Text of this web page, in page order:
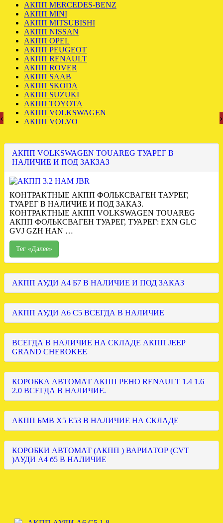
АКПП MERCEDES-BENZ
АКПП MINI
АКПП MITSUBISHI
АКПП NISSAN
АКПП OPEL
АКПП PEUGEOT
АКПП RENAULT
АКПП ROVER
АКПП SAAB
АКПП SKODA
АКПП SUZUKI
АКПП TOYOTA
АКПП VOLKSWAGEN
АКПП VOLVO
АКПП VOLKSWAGEN TOUAREG ТУАРЕГ В
НАЛИЧИЕ И ПОД ЗАКЗАЗ
КОНТРАКТНЫЕ АКПП ФОЛЬКСВАГЕН ТАУРЕГ,
ТУАРЕГ В НАЛИЧИЕ И ПОД ЗАКАЗ.
КОНТРАКТНЫЕ АКПП VOLKSWAGEN TOUAREG
АКПП ФОЛЬКСВАГЕН ТУАРЕГ, ТУАРЕГ: EXN GLC
GVJ GZH HAN …
Тег «Далее»
АКПП АУДИ А4 Б7 В НАЛИЧИЕ И ПОД ЗАКАЗ
АКПП АУДИ А6 С5 ВСЕГДА В НАЛИЧИЕ
ВСЕГДА В НАЛИЧИЕ НА СКЛАДЕ АКПП JEEP
GRAND CHEROKEE
КОРОБКА АВТОМАТ АКПП РЕНО RENAULT 1.4 1.6
2.0 ВСЕГДА В НАЛИЧИЕ.
АКПП БМВ Х5 Е53 В НАЛИЧИЕ НА СКЛАДЕ
КОРОБКИ АВТОМАТ (АКПП ) ВАРИАТОР (CVT
)АУДИ А4 б5 В НАЛИЧИЕ
‹ ›